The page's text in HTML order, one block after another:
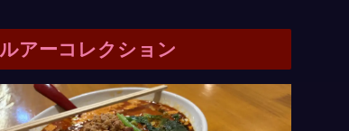
ルアーコレクション